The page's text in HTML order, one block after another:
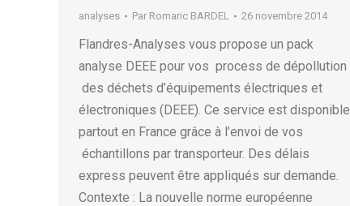
analyses Par Romaric BARDEL 26 novembre 2014
Flandres-Analyses vous propose un pack
analyse DEEE pour vos process de dépollution
des déchets d’équipements électriques et
électroniques (DEEE). Ce service est disponible
partout en France grâce à l’envoi de vos
échantillons par transporteur. Des délais
express peuvent être appliqués sur demande.
Contexte : La nouvelle norme européenne